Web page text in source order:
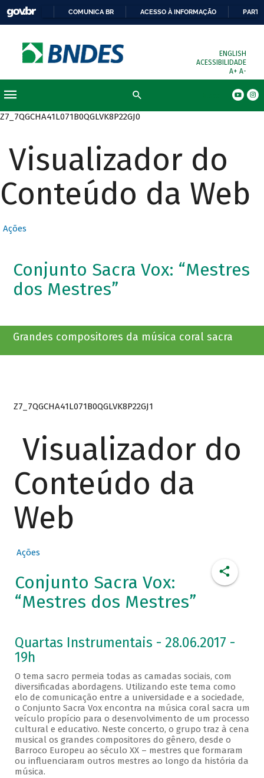
COMUNICA BR ACESSO À INFORMAÇÃO
ENGLISH
ACESSIBILIDADE
A+ A-
Z7_7QGCHA41L071B0QGLVK8P22GJ0
Visualizador do
Conteúdo da Web
Ações
Conjunto Sacra Vox: “Mestres
dos Mestres”
Grandes compositores da música coral sacra
Z7_7QGCHA41L071B0QGLVK8P22GJ1
Visualizador do
Conteúdo da
Web
Ações
Conjunto Sacra Vox:
“Mestres dos Mestres”
Quartas Instrumentais - 28.06.2017 -
19h
O tema sacro permeia todas as camadas sociais, com
diversificadas abordagens. Utilizando este tema como
elo de comunicação entre a universidade e a sociedade,
o Conjunto Sacra Vox encontra na música coral sacra um
veículo propício para o desenvolvimento de um processo
cultural e educativo. Neste concerto, o grupo traz à cena
musical os grandes compositores do gênero, desde o
Barroco Europeu ao século XX – mestres que formaram
ou influenciaram outros mestres ao longo da história da
música.